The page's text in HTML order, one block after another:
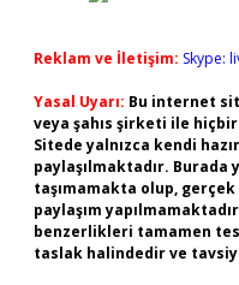
Reklam ve İletişim: Skype:
Yasal Uyarı: Bu internet
veya şahıs şirketi ile
Sitede yalnızca kendi
paylaşılmaktadır.
taşımamakta olup,
paylaşım
benzerlikleri tamamen
taslak halindedir ve